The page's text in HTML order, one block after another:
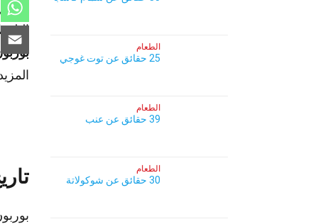
الطعام
25 حقائق عن توت غوجي
الطعام
39 حقائق عن عنب
الطعام
30 حقائق عن شوكولاتة